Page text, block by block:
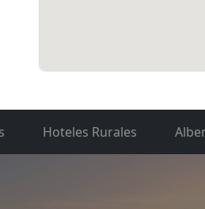
Hoteles Rurales